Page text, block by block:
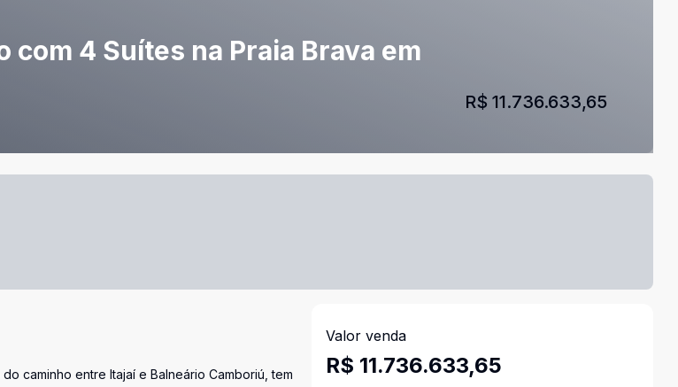
4 Suítes na Praia Brava em
R$ 11.736.633,65
caminho entre Itajaí e Balneário Camboriú, tem
Valor venda
R$ 11.736.633,65